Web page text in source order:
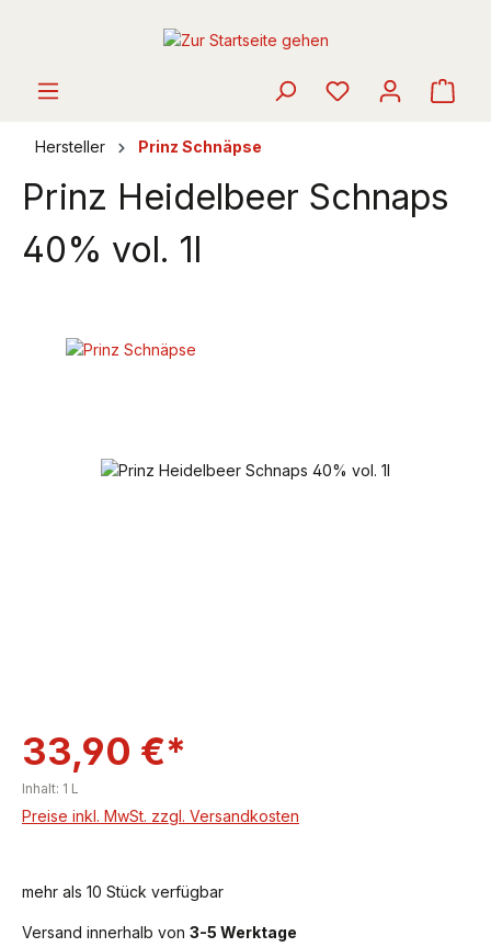
Hersteller Prinz Schnäpse
Prinz Heidelbeer Schnaps
40% vol. 1l
Bildergalerie überspringen
33,90 €*
Inhalt: 1 L
Preise inkl. MwSt. zzgl. Versandkosten
mehr als 10 Stück verfügbar
Versand innerhalb von 3-5 Werktage